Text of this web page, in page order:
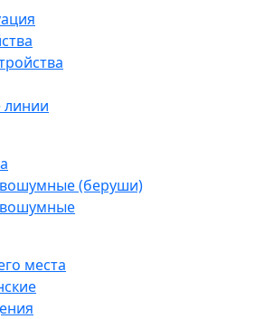
линии
(беруши)
места